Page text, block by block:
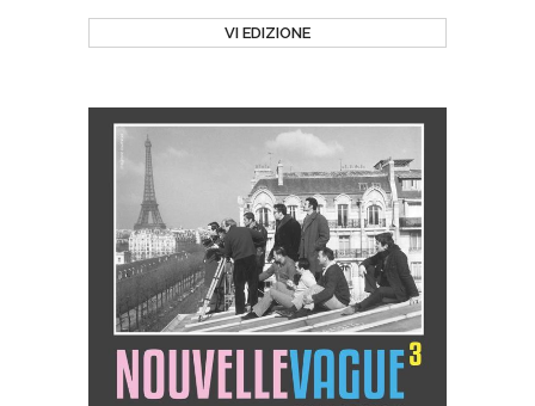
VI EDIZIONE